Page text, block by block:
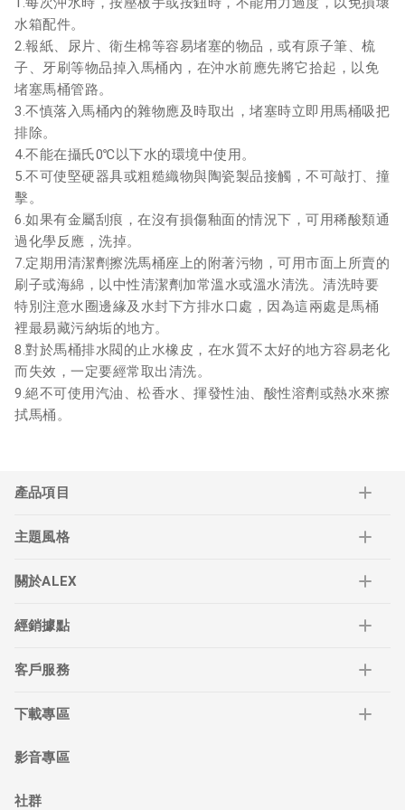
水箱配件。
2.報紙、尿片、衛生棉等容易堵塞的物品，或有原子筆、梳
子、牙刷等物品掉入馬桶內，在沖水前應先將它拾起，以免
堵塞馬桶管路。
3.不慎落入馬桶內的雜物應及時取出，堵塞時立即用馬桶吸把
排除。
4.不能在攝氏0℃以下水的環境中使用。
5.不可使堅硬器具或粗糙織物與陶瓷製品接觸，不可敲打、撞
擊。
6.如果有金屬刮痕，在沒有損傷釉面的情況下，可用稀酸類通
過化學反應，洗掉。
7.定期用清潔劑擦洗馬桶座上的附著污物，可用市面上所賣的
刷子或海綿，以中性清潔劑加常溫水或溫水清洗。清洗時要
特別注意水圈邊緣及水封下方排水口處，因為這兩處是馬桶
裡最易藏污納垢的地方。
8.對於馬桶排水閥的止水橡皮，在水質不太好的地方容易老化
而失效，一定要經常取出清洗。
9.絕不可使用汽油、松香水、揮發性油、酸性溶劑或熱水來擦
拭馬桶。
產品項目
主題風格
關於ALEX
經銷據點
客戶服務
下載專區
影音專區
社群